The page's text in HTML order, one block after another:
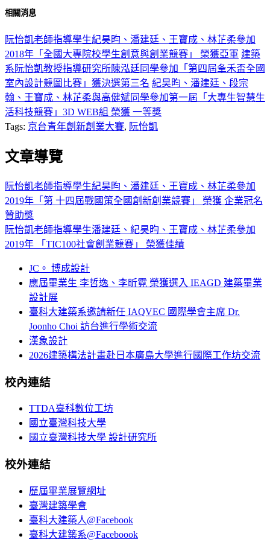
相關消息
阮怡凱老師指導學生紀昊昀、潘建廷、王寶成、林芷柔參加
2018年「全國大專院校學生創意與創業競賽」 榮獲亞軍 建築
系阮怡凱教授指導研究所陳泓廷同學參加「第四屆夆禾盃全國
室內設計競圖比賽」獲決選第三名 紀昊昀、潘建廷、段宗
翰、王寶成、林芷柔與高健斌同學參加第一屆「大專生智慧生
活科技競賽」3D WEB組 榮獲 一等獎
Tags: 京台青年創新創業大賽, 阮怡凱
文章導覽
阮怡凱老師指導學生紀昊昀、潘建廷、王寶成、林芷柔參加
2019年「第 十四屆戰國策全國創新創業競賽」 榮獲 企業冠名
贊助獎
阮怡凱老師指導學生潘建廷、紀昊昀、王寶成、林芷柔參加
2019年 「TIC100社會創業競賽」 榮獲佳績
JC。 博成設計
應屆畢業生 李哲逸、李昕霓 榮獲選入 IEAGD 建築畢業
設計展
臺科大建築系邀請新任 IAQVEC 國際學會主席 Dr.
Joonho Choi 訪台進行學術交流
漢象設計
2026建築構法計畫赴日本廣島大學進行國際工作坊交流
校內連結
TTDA臺科數位工坊
國立臺灣科技大學
國立臺灣科技大學 設計研究所
校外連結
歷屆畢業展覽網址
臺灣建築學會
臺科大建築人@Facebook
臺科大建築系@Faceboook